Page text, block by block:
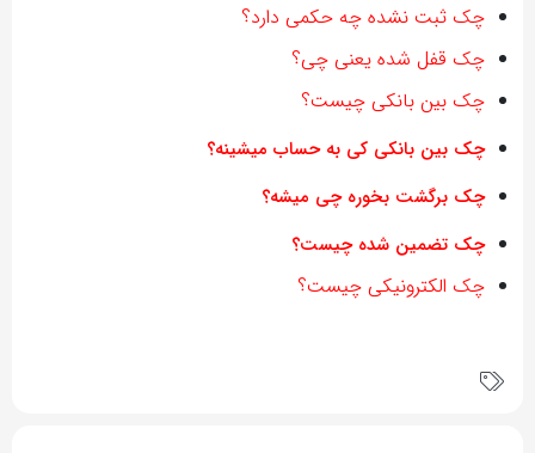
چک ثبت نشده چه حکمی دارد؟
چک قفل شده یعنی چی؟
چک بین بانکی چیست؟
چک بین بانکی کی به حساب میشینه؟
چک برگشت بخوره چی میشه؟
چک تضمین شده چیست؟
چک الکترونیکی چیست؟